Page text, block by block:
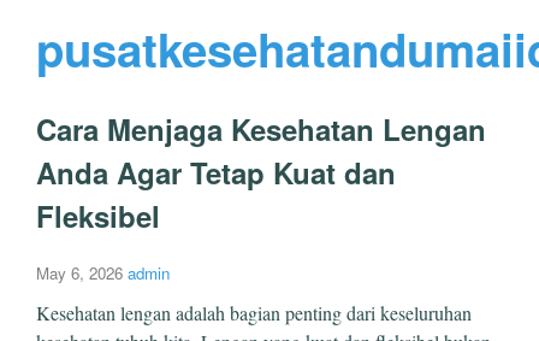
Cara Menjaga Kesehatan Lengan
Anda Agar Tetap Kuat dan
Fleksibel
May 6, 2026 admin
Kesehatan lengan adalah bagian penting dari keseluruhan